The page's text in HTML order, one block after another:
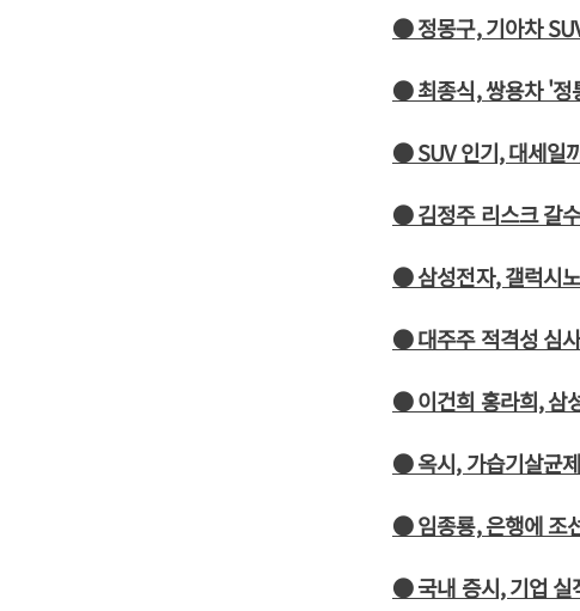
● 정몽구, 기아차
● 최종식, 쌍용차 '정
● SUV 인기, 대세일
● 김정주 리스크 갈
● 삼성전자, 갤럭시
● 대주주 적격성 심
● 이건희 홍라희, 삼
● 옥시, 가습기살균
● 임종룡, 은행에 조
● 국내 증시, 기업 실